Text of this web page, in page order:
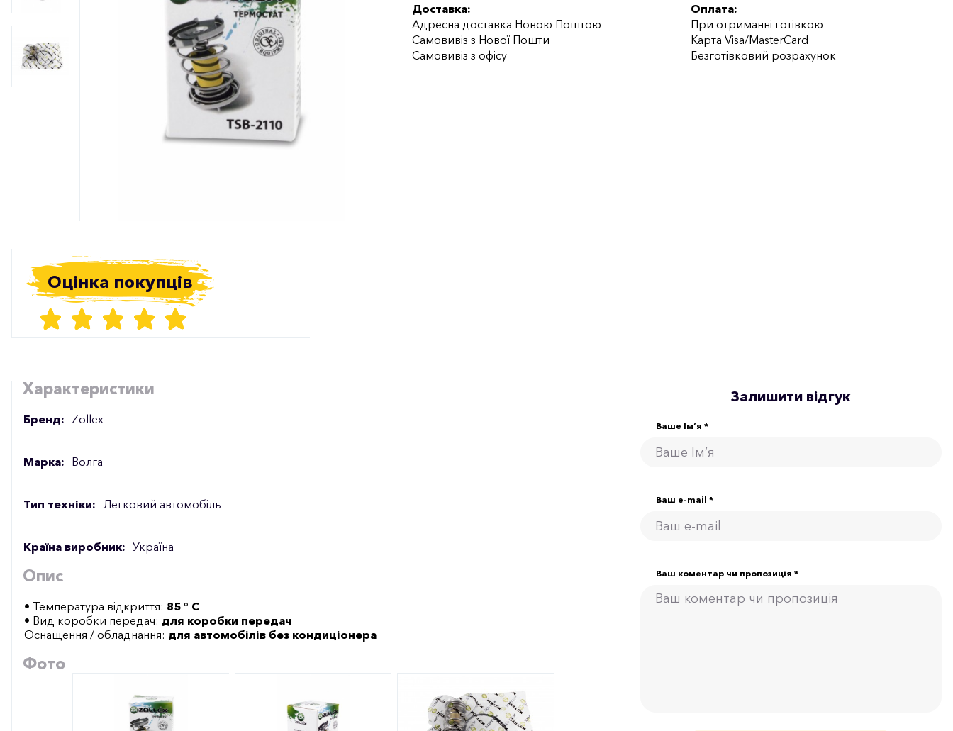
Доставка:
Адресна доставка Новою Поштою
Самовивіз з Нової Пошти
Самовивіз з офісу
Оплата:
При отриманні готівкою
Карта Visa/MasterCard
Безготівковий розрахунок
Оцінка покупців
Характеристики
Бренд: Zollex
Марка: Волга
Тип техніки: Легковий автомобіль
Країна виробник: Україна
Опис
• Температура відкриття: 85 ° С
• Вид коробки передач: для коробки передач
Оснащення / обладнання: для автомобілів без кондиціонера
Фото
Залишити відгук
Ваше Ім’я *
Ваш e-mail *
Ваш коментар чи пропозиція *